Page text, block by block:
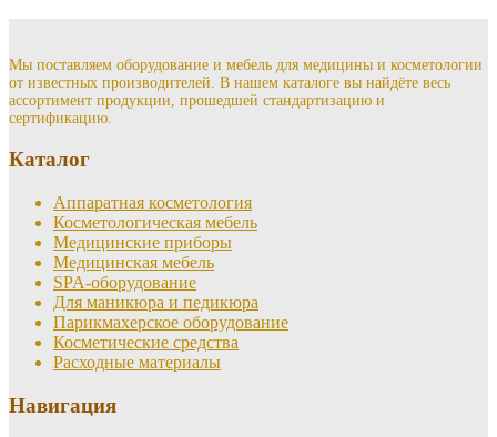
Мы поставляем оборудование и мебель для медицины и косметологии
от известных производителей. В нашем каталоге вы найдёте весь
ассортимент продукции, прошедшей стандартизацию и
сертификацию.
Каталог
Аппаратная косметология
Косметологическая мебель
Медицинские приборы
Медицинская мебель
SPA-оборудование
Для маникюра и педикюра
Парикмахерское оборудование
Косметические средства
Расходные материалы
Навигация